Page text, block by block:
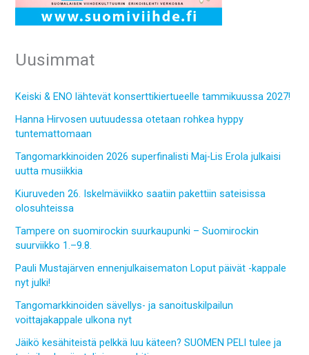
Uusimmat
Keiski & ENO lähtevät konserttikiertueelle tammikuussa 2027!
Hanna Hirvosen uutuudessa otetaan rohkea hyppy
tuntemattomaan
Tangomarkkinoiden 2026 superfinalisti Maj-Lis Erola julkaisi
uutta musiikkia
Kiuruveden 26. Iskelmäviikko saatiin pakettiin sateisissa
olosuhteissa
Tampere on suomirockin suurkaupunki – Suomirockin
suurviikko 1.–9.8.
Pauli Mustajärven ennenjulkaisematon Loput päivät -kappale
nyt julki!
Tangomarkkinoiden sävellys- ja sanoituskilpailun
voittajakappale ulkona nyt
Jäikö kesähiteistä pelkkä luu käteen? SUOMEN PELI tulee ja